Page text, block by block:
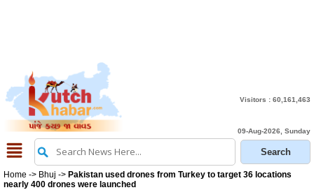
Visitors : 60,161,463
09-Aug-2026, Sunday
Home -> Bhuj -> Pakistan used drones from Turkey to target 36 locations
nearly 400 drones were launched